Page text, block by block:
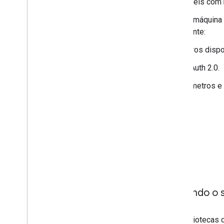
legível por
compatíveis. Cada documento contém o seguinte:
Uma lista de métodos da API e parâmetros
Uma lista de escopos disponíveis do OAuth 2.0.
Documentação in-line de métodos, parâmetros
O Google criou várias ferramentas usando o
: